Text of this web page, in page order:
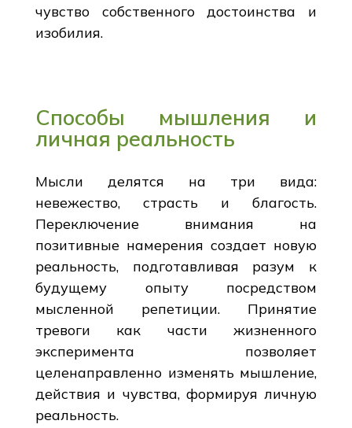
чувство собственного достоинства и
изобилия.
Способы мышления и
личная реальность
Мысли делятся на три вида:
невежество, страсть и благость.
Переключение внимания на
позитивные намерения создает новую
реальность, подготавливая разум к
будущему опыту посредством
мысленной репетиции. Принятие
тревоги как части жизненного
эксперимента позволяет
целенаправленно изменять мышление,
действия и чувства, формируя личную
реальность.